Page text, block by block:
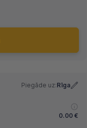
Piegāde uz:Rīga
0.00 €